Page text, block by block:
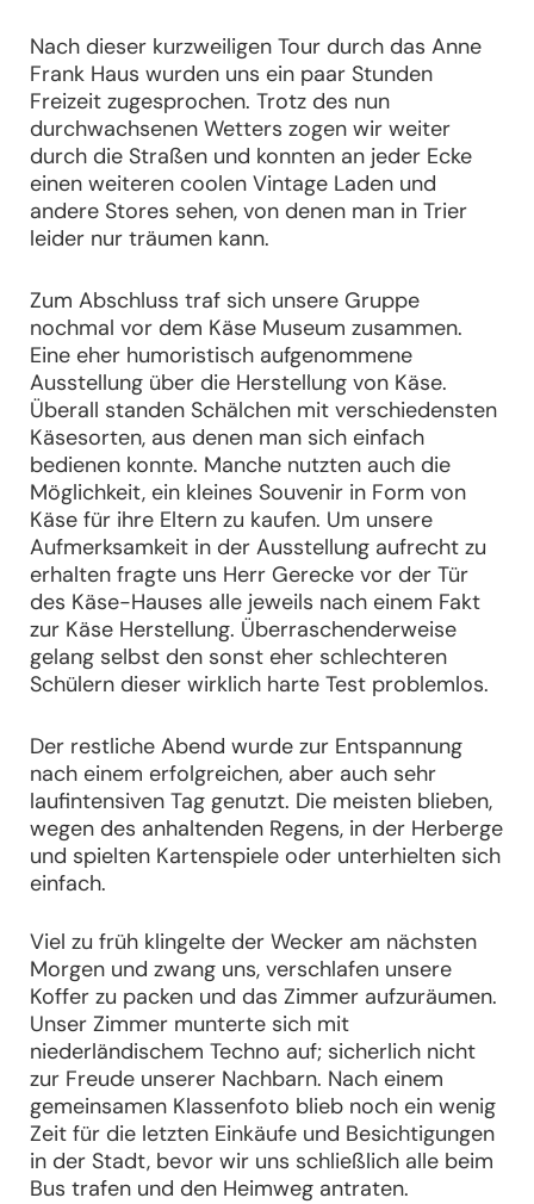
Nach dieser kurzweiligen Tour durch das Anne
Frank Haus wurden uns ein paar Stunden
Freizeit zugesprochen. Trotz des nun
durchwachsenen Wetters zogen wir weiter
durch die Straßen und konnten an jeder Ecke
einen weiteren coolen Vintage Laden und
andere Stores sehen, von denen man in Trier
leider nur träumen kann.
Zum Abschluss traf sich unsere Gruppe
nochmal vor dem Käse Museum zusammen.
Eine eher humoristisch aufgenommene
Ausstellung über die Herstellung von Käse.
Überall standen Schälchen mit verschiedensten
Käsesorten, aus denen man sich einfach
bedienen konnte. Manche nutzten auch die
Möglichkeit, ein kleines Souvenir in Form von
Käse für ihre Eltern zu kaufen. Um unsere
Aufmerksamkeit in der Ausstellung aufrecht zu
erhalten fragte uns Herr Gerecke vor der Tür
des Käse-Hauses alle jeweils nach einem Fakt
zur Käse Herstellung. Überraschenderweise
gelang selbst den sonst eher schlechteren
Schülern dieser wirklich harte Test problemlos.
Der restliche Abend wurde zur Entspannung
nach einem erfolgreichen, aber auch sehr
laufintensiven Tag genutzt. Die meisten blieben,
wegen des anhaltenden Regens, in der Herberge
und spielten Kartenspiele oder unterhielten sich
einfach.
Viel zu früh klingelte der Wecker am nächsten
Morgen und zwang uns, verschlafen unsere
Koffer zu packen und das Zimmer aufzuräumen.
Unser Zimmer munterte sich mit
niederländischem Techno auf; sicherlich nicht
zur Freude unserer Nachbarn. Nach einem
gemeinsamen Klassenfoto blieb noch ein wenig
Zeit für die letzten Einkäufe und Besichtigungen
in der Stadt, bevor wir uns schließlich alle beim
Bus trafen und den Heimweg antraten.